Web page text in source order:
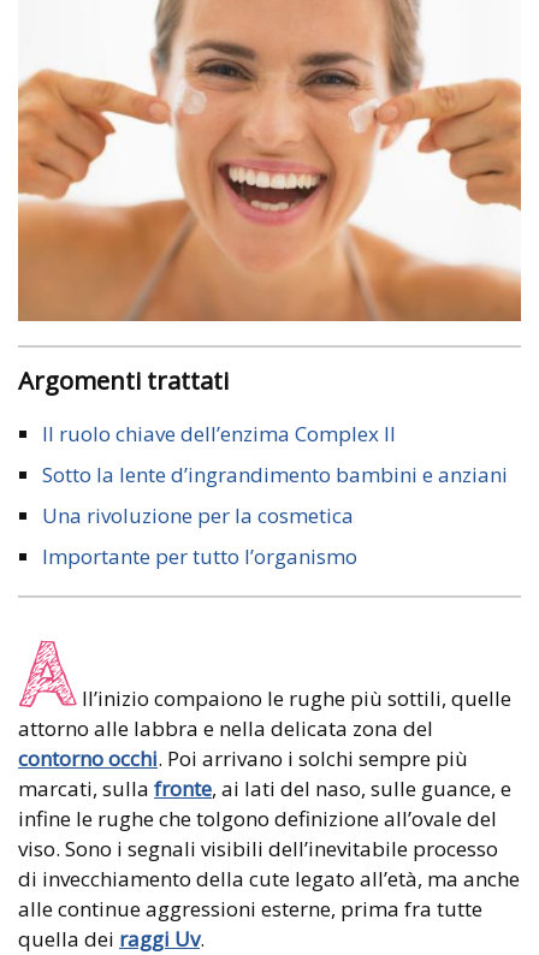
Argomenti trattati
Il ruolo chiave dell’enzima Complex II
Sotto la lente d’ingrandimento bambini e anziani
Una rivoluzione per la cosmetica
Importante per tutto l’organismo
A ll’inizio compaiono le rughe più sottili, quelle
attorno alle labbra e nella delicata zona del
contorno occhi. Poi arrivano i solchi sempre più
marcati, sulla fronte, ai lati del naso, sulle guance, e
infine le rughe che tolgono definizione all’ovale del
viso. Sono i segnali visibili dell’inevitabile processo
di invecchiamento della cute legato all’età, ma anche
alle continue aggressioni esterne, prima fra tutte
quella dei raggi Uv.